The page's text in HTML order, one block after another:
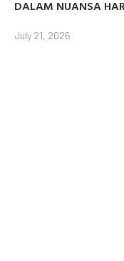
DALAM NUANSA
July 21, 2026